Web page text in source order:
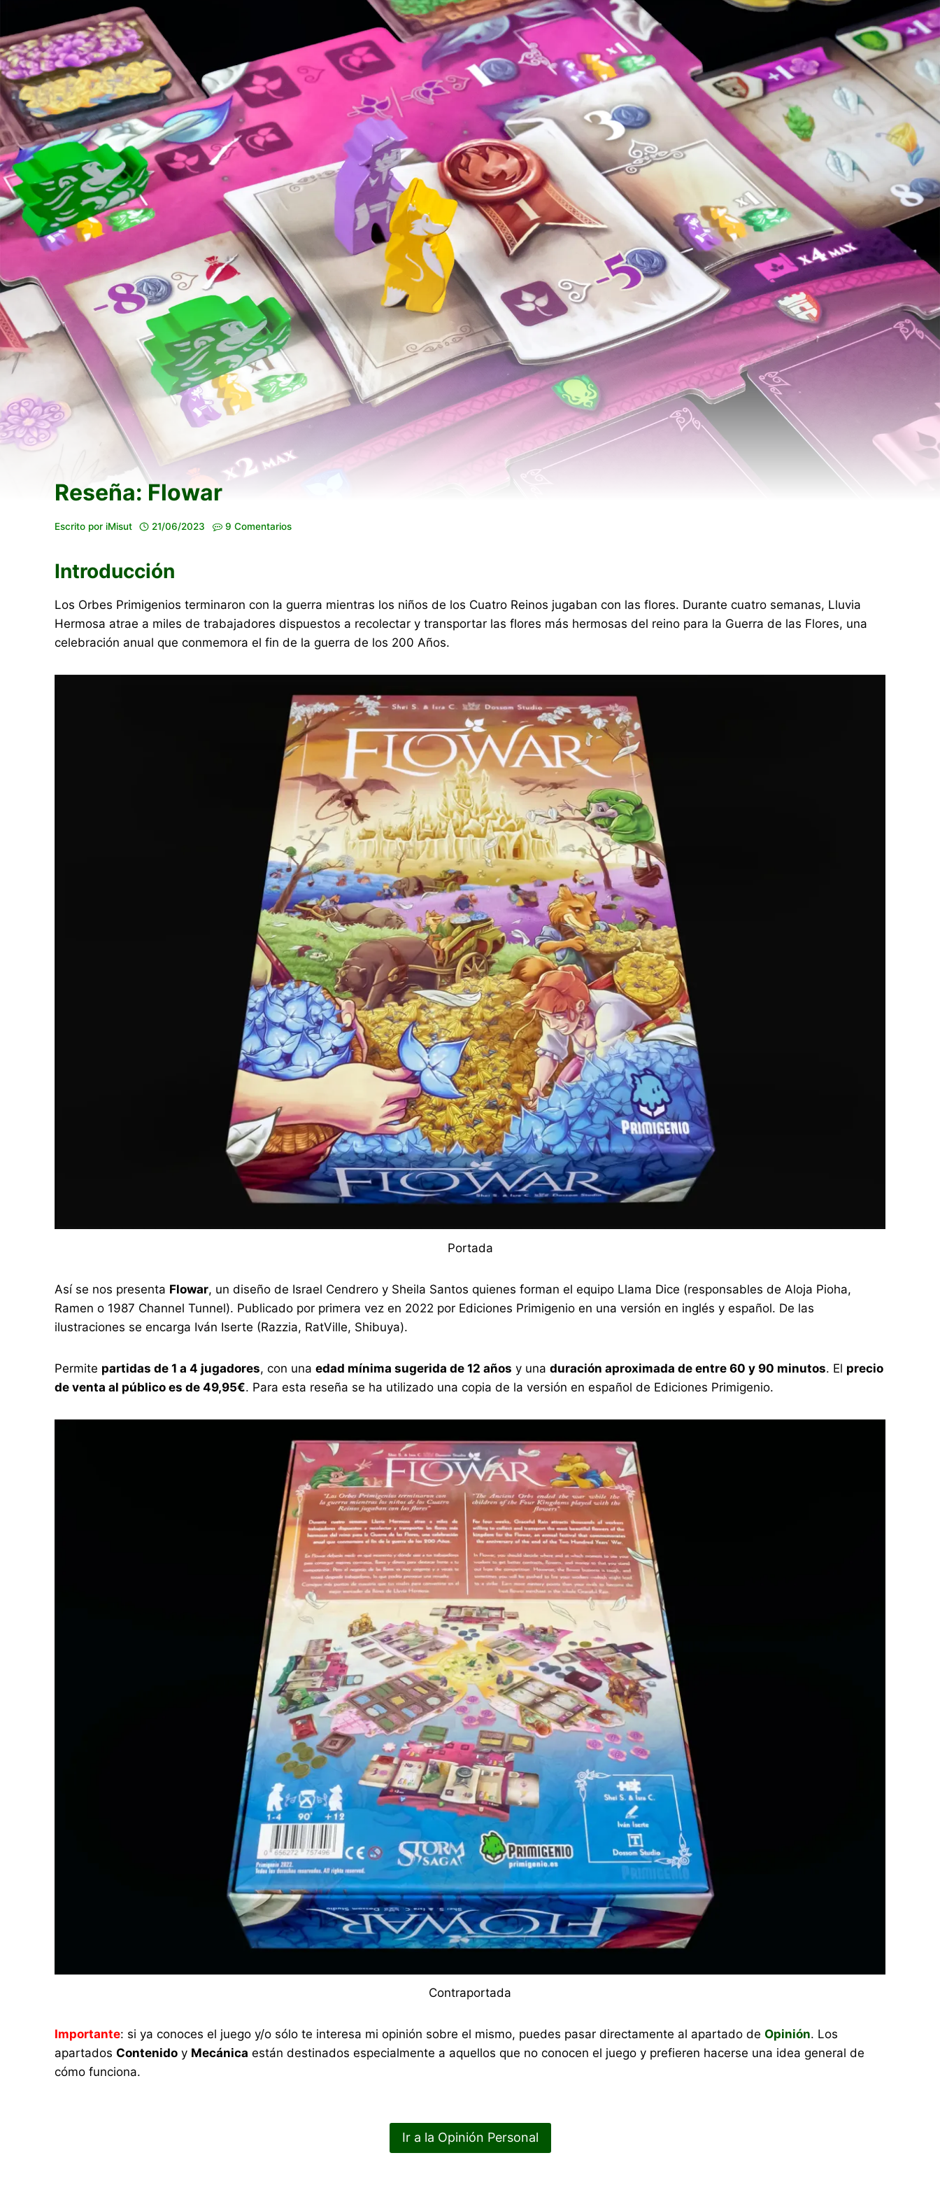
Reseña: Flowar
Escrito por iMisut 21/06/2023 9 Comentarios
Introducción
Los Orbes Primigenios terminaron con la guerra mientras los niños de los Cuatro Reinos jugaban con las flores. Durante cuatro semanas, Lluvia
Hermosa atrae a miles de trabajadores dispuestos a recolectar y transportar las flores más hermosas del reino para la Guerra de las Flores, una
celebración anual que conmemora el fin de la guerra de los 200 Años.
Portada
Así se nos presenta Flowar, un diseño de Israel Cendrero y Sheila Santos quienes forman el equipo Llama Dice (responsables de Aloja Pioha,
Ramen o 1987 Channel Tunnel). Publicado por primera vez en 2022 por Ediciones Primigenio en una versión en inglés y español. De las
ilustraciones se encarga Iván Iserte (Razzia, RatVille, Shibuya).
Permite partidas de 1 a 4 jugadores, con unaedad mínima sugerida de 12 años y unaduración aproximada de entre 60 y 90 minutos. El precio
de venta al público es de 49,95€. Para esta reseña se ha utilizado una copia de la versión en español de Ediciones Primigenio.
Contraportada
Importante: si ya conoces el juego y/o sólo te interesa mi opinión sobre el mismo, puedes pasar directamente al apartado deOpinión. Los
apartadosContenido y Mecánica están destinados especialmente a aquellos que no conocen el juego y prefieren hacerse una idea general de
cómo funciona.
Ir a la Opinión Personal